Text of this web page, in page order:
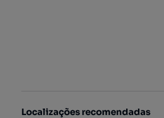
Localizações recomendadas